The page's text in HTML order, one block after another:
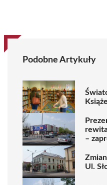
Podobne Artykuły
–
Ul.